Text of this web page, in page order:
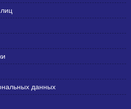
данных